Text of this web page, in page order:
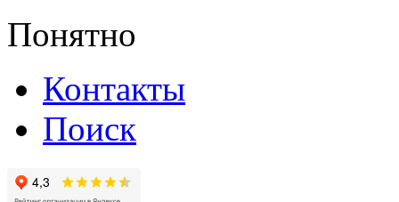
Понятно
Контакты
Поиск